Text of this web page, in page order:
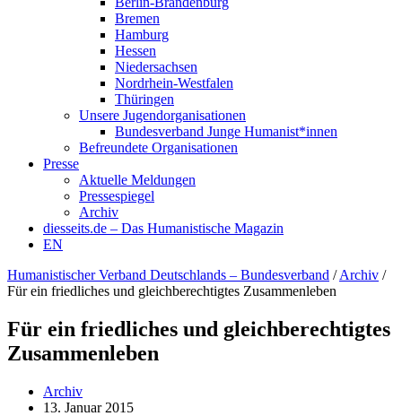
Bremen
Hamburg
Hessen
Niedersachsen
Nordrhein-Westfalen
Thüringen
Unsere Jugendorganisationen
Bundesverband Junge Humanist*innen
Befreundete Organisationen
Presse
Aktuelle Meldungen
Pressespiegel
Archiv
diesseits.de – Das Humanistische Magazin
EN
Humanistischer Verband Deutschlands – Bundesverband /Archiv /
Für ein friedliches und gleichberechtigtes Zusammenleben
Für ein friedliches und gleichberechtigtes
Zusammenleben
Archiv
13. Januar 2015